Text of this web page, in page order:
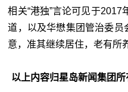
相关“港独”言论可见于
道，以及华懋集团管治委员
意，准其继续居住，老有所
以上内容归星岛新闻集团